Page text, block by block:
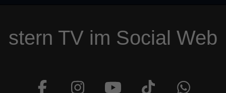
stern TV im Social Web